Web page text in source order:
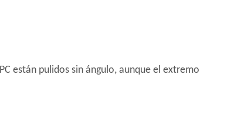
están pulidos sin ángulo, aunque el extremo